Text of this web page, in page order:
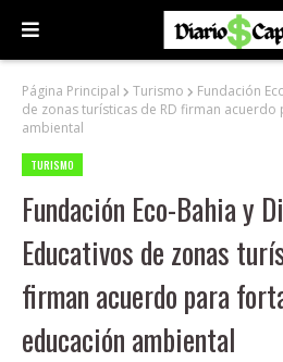
Página Principal Turismo
Fundación
de zonas turísticas de RD firman
ambiental
TURISMO
Fundación Eco-Bahia y
Educativos de zonas
firman acuerdo para
educación ambiental